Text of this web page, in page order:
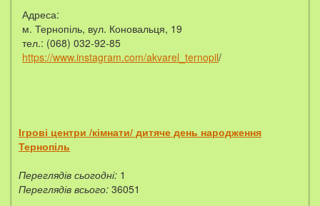
Адреса:
м. Тернопіль, вул. Коновальця, 19
тел.: (068) 032-92-85
https://www.instagram.com/akvarel_ternopil/
Ігрові центри /кімнати/ дитяче день народження
Тернопіль
Переглядів сьогодні: 1
Переглядів всього: 36051